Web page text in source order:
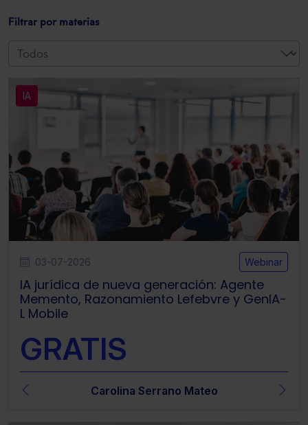
Filtrar por materias
IA
03-07-2026 Webinar
IA jurídica de nueva generación: Agente
Memento, Razonamiento Lefebvre y GenIA-
L Mobile
GRATIS
Carolina Serrano Mateo